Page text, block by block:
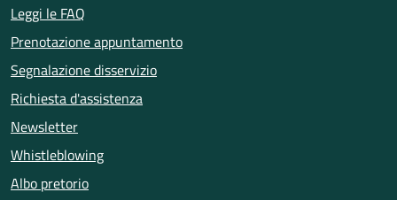
Leggi le FAQ
Prenotazione appuntamento
Segnalazione disservizio
Richiesta d'assistenza
Newsletter
Whistleblowing
Albo pretorio